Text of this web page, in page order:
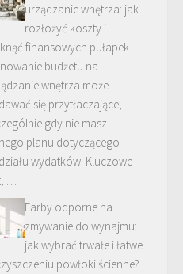
urządzanie wnętrza: jak
rozłożyć koszty i
finansowych pułapek
budżetu na
wnętrza może
się przytłaczające,
gdy nie masz
planu dotyczącego
wydatków. Kluczowe
…
Farby odporne na
zmywanie do wynajmu:
jak wybrać trwałe i łatwe
powłoki ścienne?